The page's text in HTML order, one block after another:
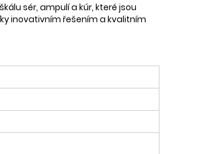
sér, ampulí a kúr, které jsou
inovativním řešením a kvalitním